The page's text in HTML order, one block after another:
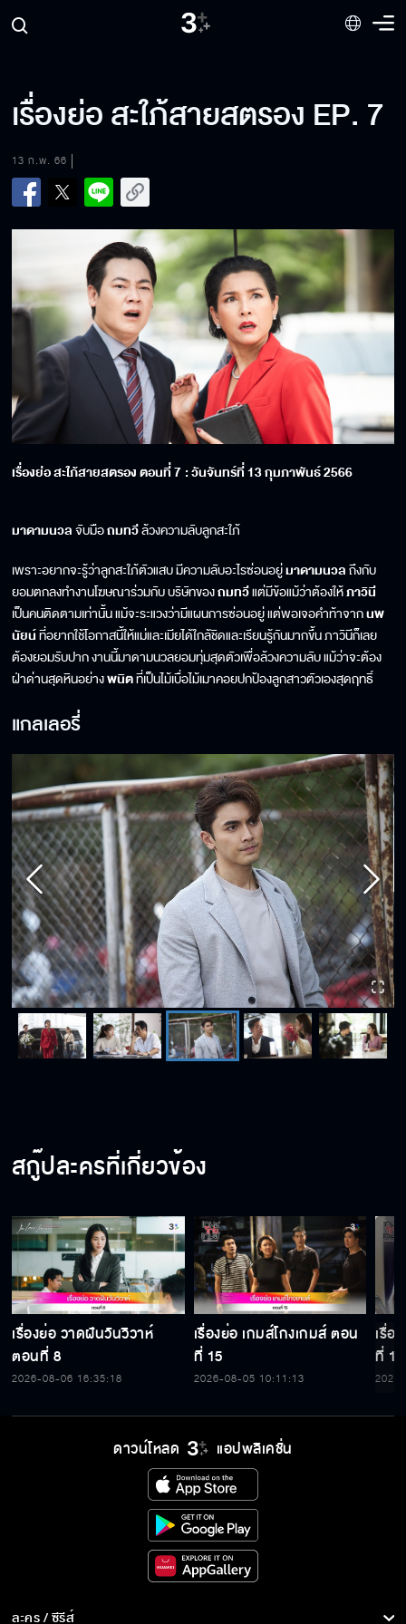
เรื่องย่อ สะใภ้สายสตรอง EP. 7
13 ก.พ. 66
เรื่องย่อ สะใภ้สายสตรอง ตอนที่7 : วันจันทร์ที่13กุมภาพันธ์ 2566
มาดามนวลจับมือถมทวีล้วงความลับลูกสะใภ้
เพราะอยากจะรู้ว่าลูกสะใภ้ตัวแสบมีความลับอะไรซ่อนอยู่มาดามนวลถึงกับ
ยอมตกลงทำงานโฆษณาร่วมกับ บริษัทของถมทวีแต่มีข้อแม้ว่าต้องให้ภาวินี
เป็นคนติดตามเท่านั้น แม้จะระแวงว่ามีแผนการซ่อนอยู่ แต่พอเจอคำท้าจากนพ
นัยน์ที่อยากใช้โอกาสนี้ให้แม่และเมียได้ใกล้ชิดและเรียนรู้กันมากขึ้น ภาวินีก็เลย
ต้องยอมรับปาก งานนี้มาดามนวลยอมทุ่มสุดตัวเพื่อล้วงความลับ แม้ว่าจะต้อง
ฝ่าด่านสุดหินอย่างพนิตที่เป็นไม้เบื่อไม้เมาคอยปกป้องลูกสาวตัวเองสุดฤทธิ์
แกลเลอรี่
สกู๊ปละครที่เกี่ยวข้อง
เรื่องย่อ วาดฝันวันวิวาห์
ตอนที่ 8
2026-08-06 16:35:18
เรื่องย่อ เกมส์โกงเกมส์ ตอน
ที่ 15
2026-08-05 10:11:13
เรื่อ
ที่ 14
ดาวน์โหลด แอปพลิเคชั่น
ละคร / ซีรีส์